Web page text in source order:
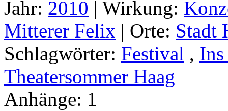
Jahr: 2010 | Wirkung:
Mitterer Felix | Orte: Stadt
Schlagwörter: Festival ,
Theatersommer Haag
Anhänge: 1